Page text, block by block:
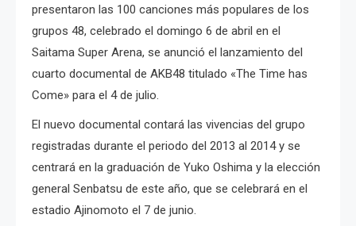
presentaron las 100 canciones más populares de los
grupos 48, celebrado el domingo 6 de abril en el
Saitama Super Arena, se anunció el lanzamiento del
cuarto documental de AKB48 titulado «The Time has
Come» para el 4 de julio.
El nuevo documental contará las vivencias del grupo
registradas durante el periodo del 2013 al 2014 y se
centrará en la graduación de Yuko Oshima y la elección
general Senbatsu de este año, que se celebrará en el
estadio Ajinomoto el 7 de junio.